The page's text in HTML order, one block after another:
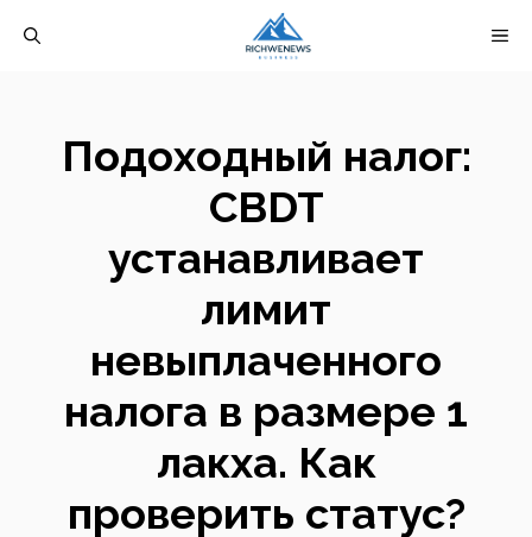
Подоходный налог:
CBDT
устанавливает
лимит
невыплаченного
налога в размере 1
лакха. Как
проверить статус?